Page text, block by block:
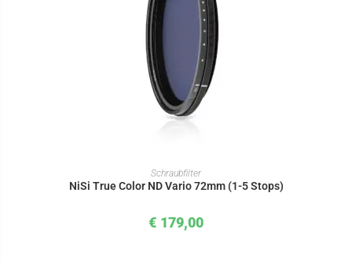
WEITERLESEN
Schraubfilter
NiSi True Color ND Vario 72mm (1-5 Stops)
€ 179,00